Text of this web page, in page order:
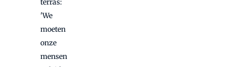
terras:
'We
moeten
onze
mensen